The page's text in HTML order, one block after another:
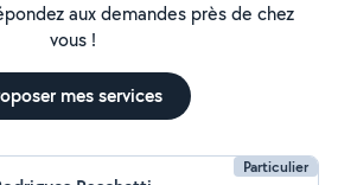
aux demandes près de chez
vous !
mes services
Particulier